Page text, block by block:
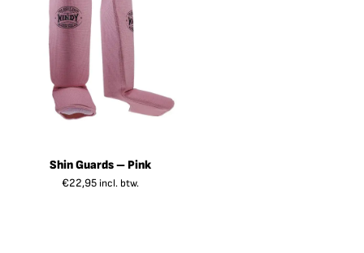
Shin Guards – Pink
€22,95 incl. btw.